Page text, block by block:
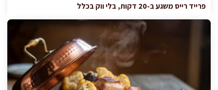
פרייד רייס משגע ב-20 דקות, בלי ווק בכלל